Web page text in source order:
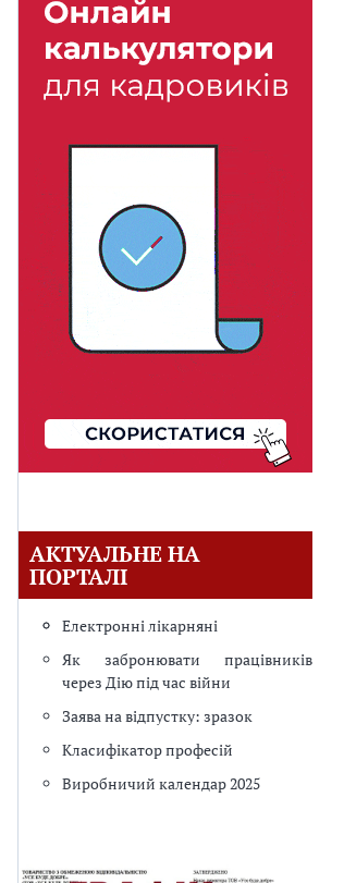
АКТУАЛЬНЕ НА
ПОРТАЛІ
Електронні лікарняні
Як забронювати працівників
через Дію під час війни
Заява на відпустку: зразок
Класифікатор професій
Виробничий календар 2025